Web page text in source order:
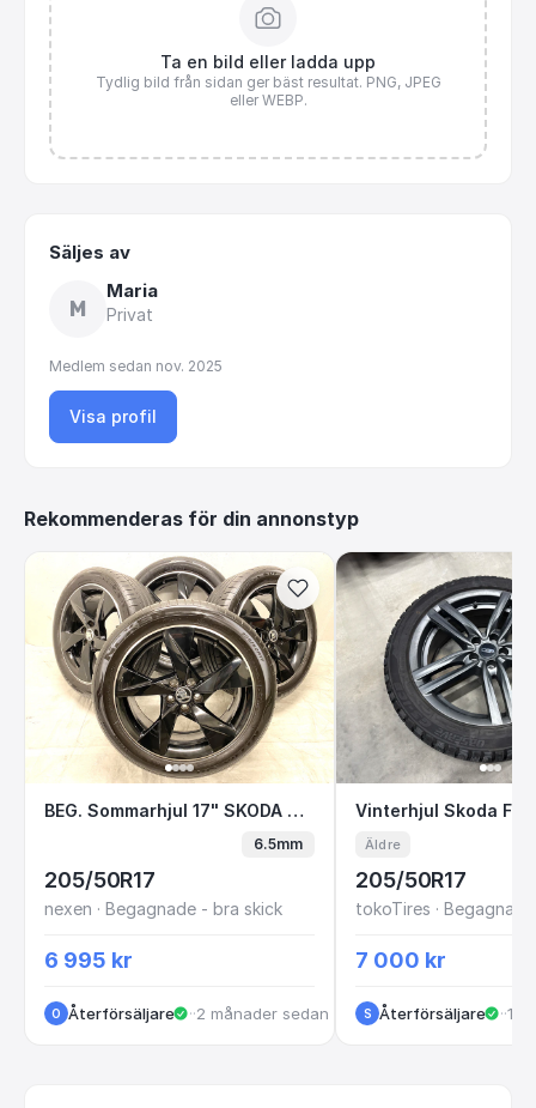
Ta en bild eller ladda upp
Tydlig bild från sidan ger bäst resultat. PNG, JPEG
eller WEBP.
Säljes av
M
Maria
Privat
Medlem sedan nov. 2025
Visa profil
Rekommenderas för din annonstyp
BEG. Sommarhjul 17" SKODA KAMIQ 5x100
BEG. Sommarhjul 17" SKODA KAMIQ 5x100 6.5x17 + 205/50 R17 NEXEN
6.5mm
205/50R17
nexen · Begagnade - bra skick
6 995 kr
O Återförsäljare ·Huskvarna
·2 månader sedan
Vinterhjul Skoda
Äldre
205/50R17
tokoTires ·
7 000 kr
S Återförsäljare ··11